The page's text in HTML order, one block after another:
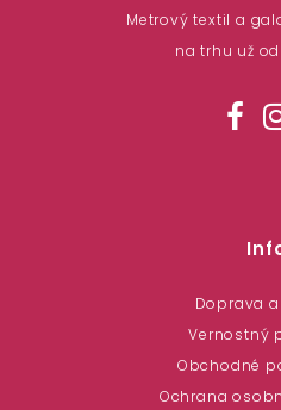
Metrový textil a
na trhu už od
Doprava
Vernostný
Obchodné
Ochrana